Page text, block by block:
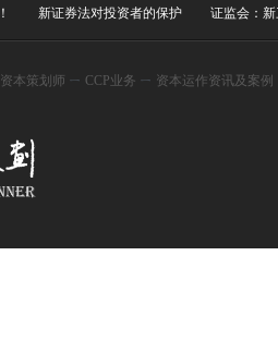
资本策划师 ㄧ CCP业务 ㄧ 资本运作资讯及案例
新证券法对投资者的保护 证监会：新